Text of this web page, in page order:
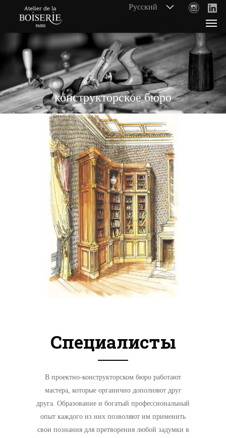
конструкторское бюро
Специалисты
В проектно-конструкторском бюро работают
мастера, которые органично дополняют друг
друга. Образование и богатый профессиональный
опыт каждого из них позволяют им применить
свои познания для претворения любой задумки в